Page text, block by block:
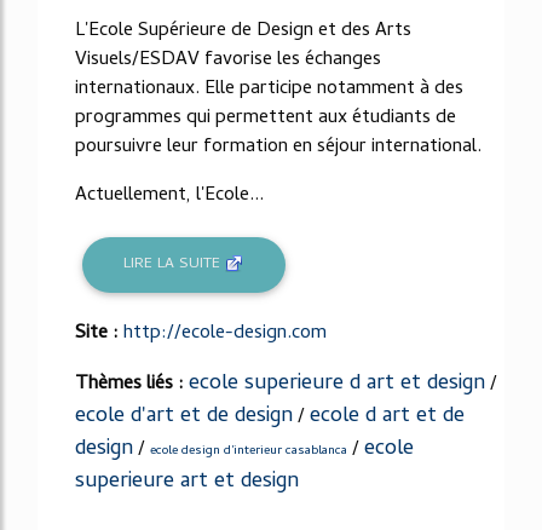
L'Ecole Supérieure de Design et des Arts
Visuels/ESDAV favorise les échanges
internationaux. Elle participe notamment à des
programmes qui permettent aux étudiants de
poursuivre leur formation en séjour international.
Actuellement, l'Ecole...
LIRE LA SUITE
Site :http://ecole-design.com
Thèmes liés :ecole superieure d art et design/
ecole d'art et de design/ecole d art et de
design/ ecole design d'interieur casablanca /ecole
superieure art et design